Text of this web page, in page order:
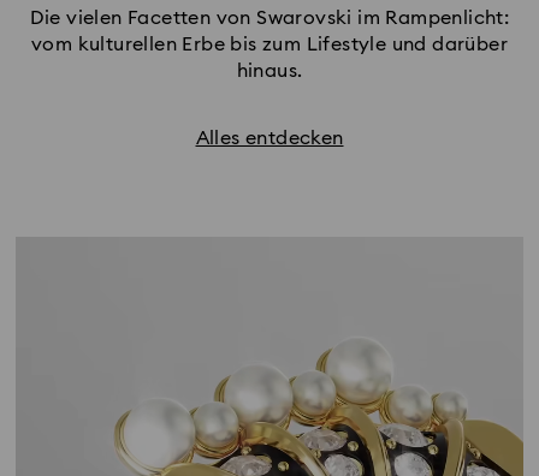
Die vielen Facetten von Swarovski im Rampenlicht:
vom kulturellen Erbe bis zum Lifestyle und darüber
hinaus.
Alles entdecken